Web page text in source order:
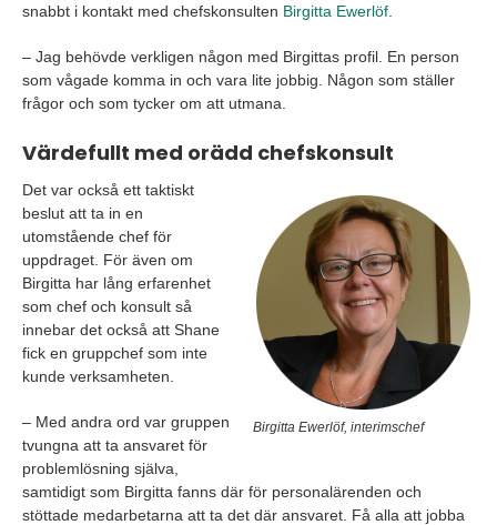
snabbt i kontakt med chefskonsulten Birgitta Ewerlöf
– Jag behövde verkligen någon med Birgittas profil. En person
som vågade komma in och vara lite jobbig. Någon som ställer
frågor och som tycker om att utmana.
Värdefullt med orädd chefskonsult
Birgitta Ewerlöf, interimschef
Det var också ett taktiskt
beslut att ta in en
utomstående chef för
uppdraget. För även om
Birgitta har lång erfarenhet
som chef och konsult så
innebar det också att Shane
fick en gruppchef som inte
kunde verksamheten.
– Med andra ord var gruppen
tvungna att ta ansvaret för
problemlösning själva,
samtidigt som Birgitta fanns där för personalärenden och
stöttade medarbetarna att ta det där ansvaret. Få alla att jobba